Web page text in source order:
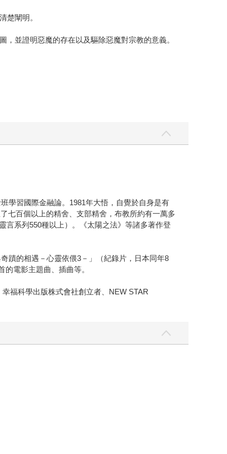
楚闡明。
並證明惡魔的存在以及驅除惡魔對宗教的意義。
學習國際金融論。1981年大悟，自覺於自身是有
七百個以上的精舍、支部精舍，布教所約有一萬多
言系列550種以上）。《太陽之法》等諸多著作登
蹟的相遇－心靈依偎3－」（紀錄片，日本同年8
電影主題曲、插曲等。
福科學出版株式會社創立者、NEW STAR